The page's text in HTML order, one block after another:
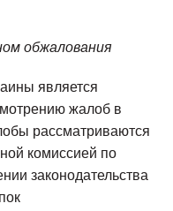
обжалования
является
жалоб в
рассматриваются
комиссией по
законодательства